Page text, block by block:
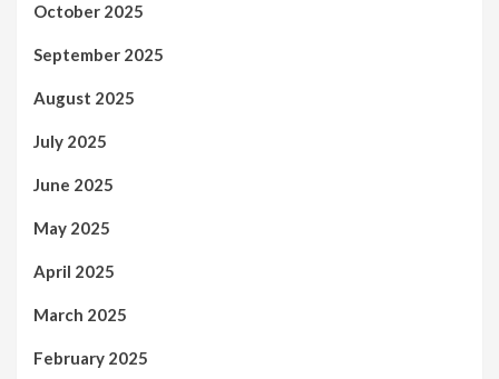
October 2025
September 2025
August 2025
July 2025
June 2025
May 2025
April 2025
March 2025
February 2025